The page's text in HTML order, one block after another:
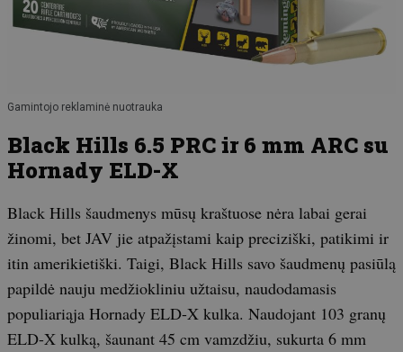
Gamintojo reklaminė nuotrauka
Black Hills 6.5 PRC ir 6 mm ARC su
Hornady ELD-X
Black Hills šaudmenys mūsų kraštuose nėra labai gerai
žinomi, bet JAV jie atpažįstami kaip preciziški, patikimi ir
itin amerikietiški. Taigi, Black Hills savo šaudmenų pasiūlą
papildė nauju medžiokliniu užtaisu, naudodamasis
populiariąja Hornady ELD-X kulka. Naudojant 103 granų
ELD-X kulką, šaunant 45 cm vamzdžiu, sukurta 6 mm